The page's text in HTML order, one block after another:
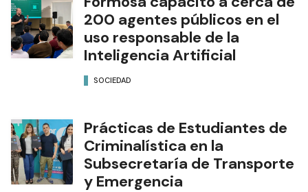
200 agentes públicos en el
uso responsable de la
Inteligencia Artificial
SOCIEDAD
Prácticas de Estudiantes de
Criminalística en la
Subsecretaría de Transporte
y Emergencia